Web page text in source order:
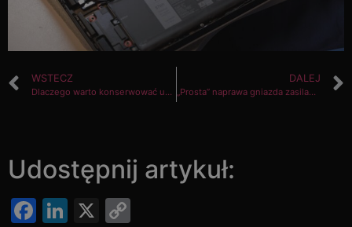
WSTECZ
Dlaczego warto konserwować układ chłodzenia?
DALEJ
„Prosta” naprawa gniazda zasilania – czy na pewno?
Udostępnij artykuł:
Facebook
LinkedIn
X